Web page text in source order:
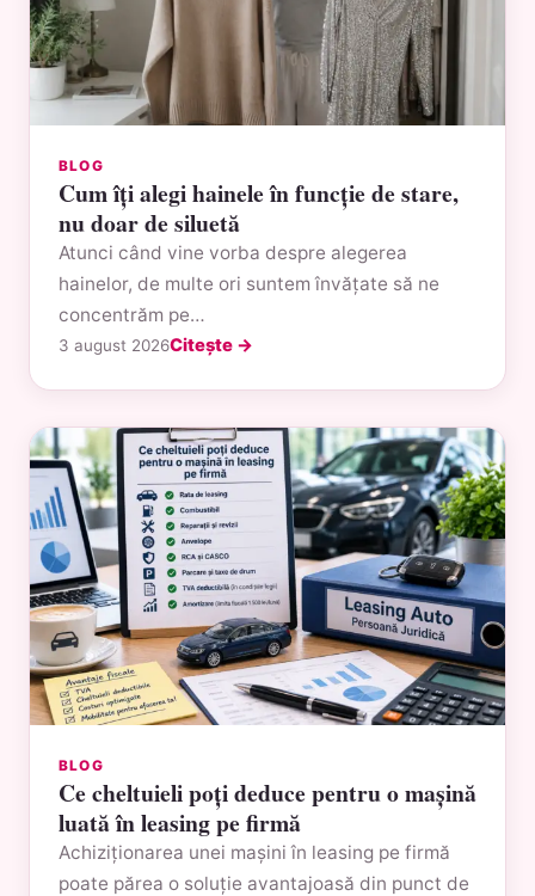
BLOG
Cum îți alegi hainele în funcție de stare,
nu doar de siluetă
Atunci când vine vorba despre alegerea
hainelor, de multe ori suntem învățate să ne
concentrăm pe…
3 august 2026Citește →
BLOG
Ce cheltuieli poți deduce pentru o mașină
luată în leasing pe firmă
Achiziționarea unei mașini în leasing pe firmă
poate părea o soluție avantajoasă din punct de